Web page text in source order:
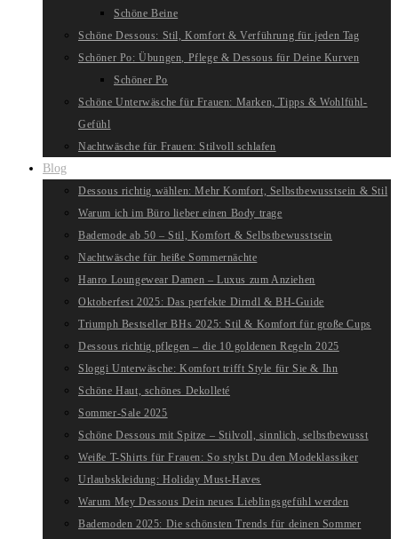
Schöne Beine
Schöne Dessous: Stil, Komfort & Verführung für jeden Tag
Schöner Po: Übungen, Pflege & Dessous für Deine Kurven
Schöner Po
Schöne Unterwäsche für Frauen: Marken, Tipps & Wohlfühl-
Gefühl
Nachtwäsche für Frauen: Stilvoll schlafen
Blog
Dessous richtig wählen: Mehr Komfort, Selbstbewusstsein & Stil
Warum ich im Büro lieber einen Body trage
Bademode ab 50 – Stil, Komfort & Selbstbewusstsein
Nachtwäsche für heiße Sommernächte
Hanro Loungewear Damen – Luxus zum Anziehen
Oktoberfest 2025: Das perfekte Dirndl & BH-Guide
Triumph Bestseller BHs 2025: Stil & Komfort für große Cups
Dessous richtig pflegen – die 10 goldenen Regeln 2025
Sloggi Unterwäsche: Komfort trifft Style für Sie & Ihn
Schöne Haut, schönes Dekolleté
Sommer-Sale 2025
Schöne Dessous mit Spitze – Stilvoll, sinnlich, selbstbewusst
Weiße T-Shirts für Frauen: So stylst Du den Modeklassiker
Urlaubskleidung: Holiday Must-Haves
Warum Mey Dessous Dein neues Lieblingsgefühl werden
Bademoden 2025: Die schönsten Trends für deinen Sommer